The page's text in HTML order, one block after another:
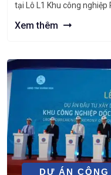
tại Lô L1 Khu công
Thuận Nam, tỉnh Ninh
Xem thêm
DỰ ÁN